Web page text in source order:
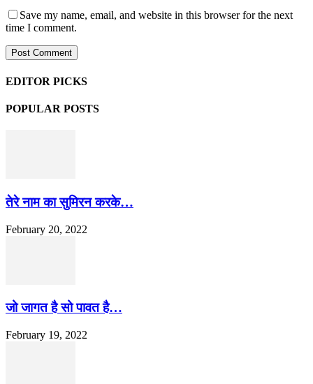
Save my name, email, and website in this browser for the next
time I comment.
EDITOR PICKS
POPULAR POSTS
तेरे नाम का सुमिरन करके…
February 20, 2022
जो जागत है सो पावत है…
February 19, 2022